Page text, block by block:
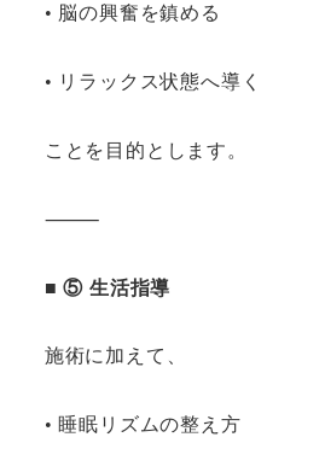
• 脳の興奮を鎮める
• リラックス状態へ導く
ことを目的とします。
⸻
■ ⑤ 生活指導
施術に加えて、
• 睡眠リズムの整え方